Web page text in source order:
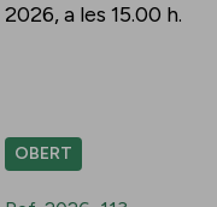
2026, a les 15.00 h.
OBERT